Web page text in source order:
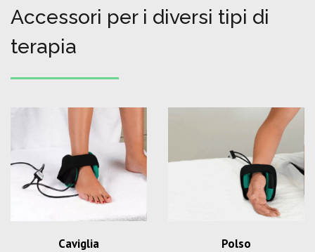
Accessori per i diversi tipi di
terapia
Caviglia Polso